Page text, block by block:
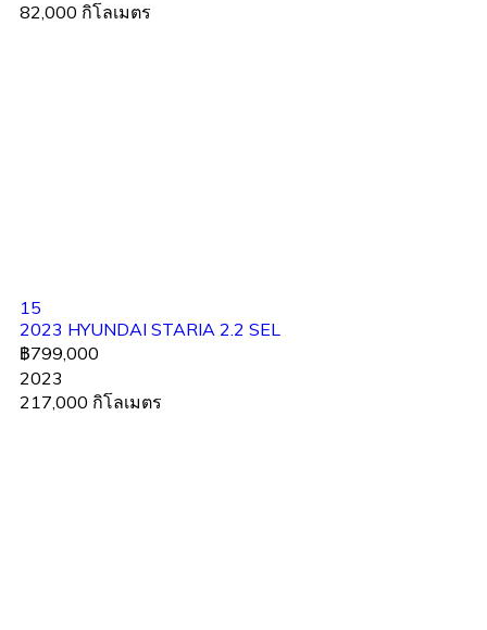
82,000 กิโลเมตร
15
2023 HYUNDAI STARIA 2.2 SEL
฿799,000
2023
217,000 กิโลเมตร